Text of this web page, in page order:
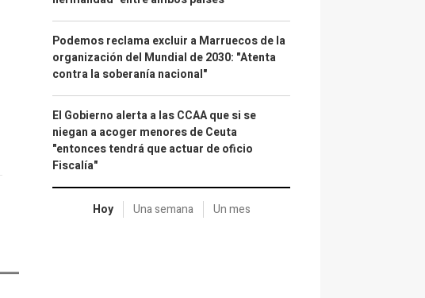
Podemos reclama excluir a Marruecos de la
organización del Mundial de 2030: "Atenta
contra la soberanía nacional"
El Gobierno alerta a las CCAA que si se
niegan a acoger menores de Ceuta
"entonces tendrá que actuar de oficio
Fiscalía"
Hoy Una semana Un mes